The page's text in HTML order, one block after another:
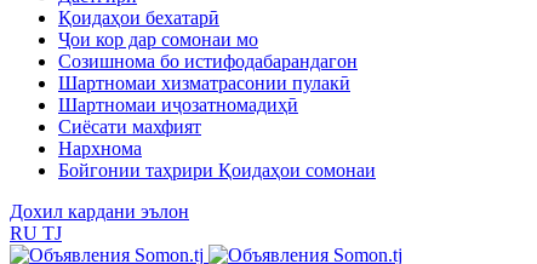
Қоидаҳои бехатарӣ
Ҷои кор дар сомонаи мо
Созишнома бо истифодабарандагон
Шартномаи хизматрасонии пулакӣ
Шартномаи иҷозатномадиҳӣ
Сиёсати махфият
Нархнома
Бойгонии таҳрири Қоидаҳои сомонаи
Дохил кардани эълон
RU TJ